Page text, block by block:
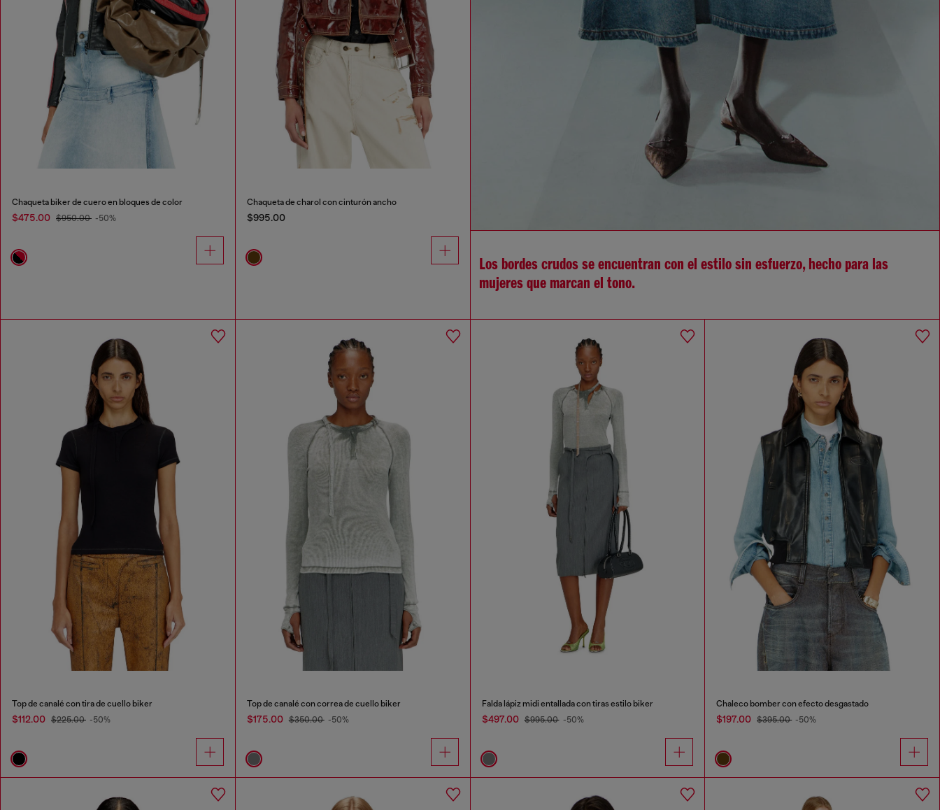
Los bordes crudos se encuentran con el estilo sin esfuerzo, hecho para las
mujeres que marcan el tono.
Chaqueta biker de cuero en bloques de color
$475.00 $950.00 -50%
Chaqueta de charol con cinturón ancho
$995.00
Top de canalé con tira de cuello biker
$112.00 $225.00 -50%
Top de canalé con correa de cuello biker
$175.00 $350.00 -50%
Falda lápiz midi entallada con tiras estilo biker
$497.00 $995.00 -50%
Chaleco bomber con efecto desgastado
$197.00 $395.00 -50%